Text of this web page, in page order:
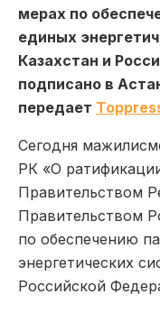
мерах по
единых
Казахстан и
подписано в
передает
Сегодня
РК «О
Правительством
Правительством
по обеспечению
энергетических
Российской